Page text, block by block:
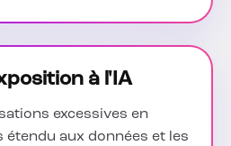
à l'IA
excessives en
étendu aux données et les